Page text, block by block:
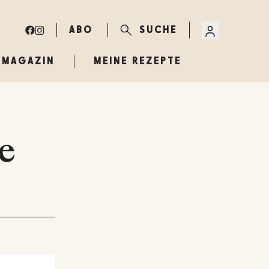
ABO SUCHE
MAGAZIN MEINE REZEPTE